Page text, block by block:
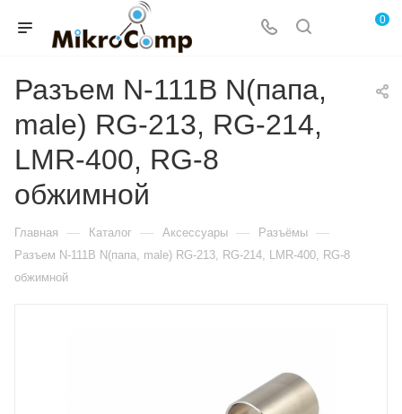
0
Разъем N-111B N(папа,
male) RG-213, RG-214,
LMR-400, RG-8
обжимной
Главная — Каталог — Аксессуары — Разъёмы —
Разъем N-111B N(папа, male) RG-213, RG-214, LMR-400, RG-8
обжимной